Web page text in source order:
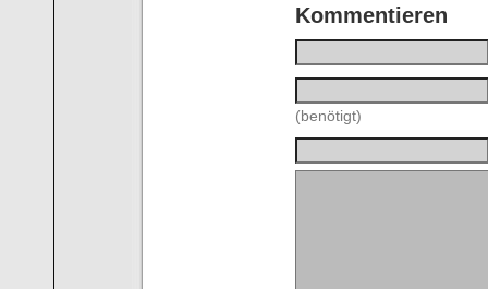
Kommentieren
(benötigt)